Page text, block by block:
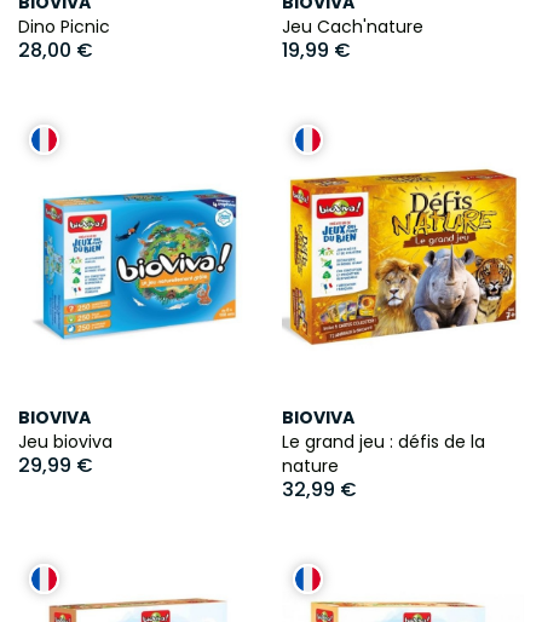
Dino Picnic
28,00 €
Jeu Cach'nature
19,99 €
BIOVIVA
Jeu bioviva
29,99 €
BIOVIVA
Le grand jeu : défis de la
nature
32,99 €